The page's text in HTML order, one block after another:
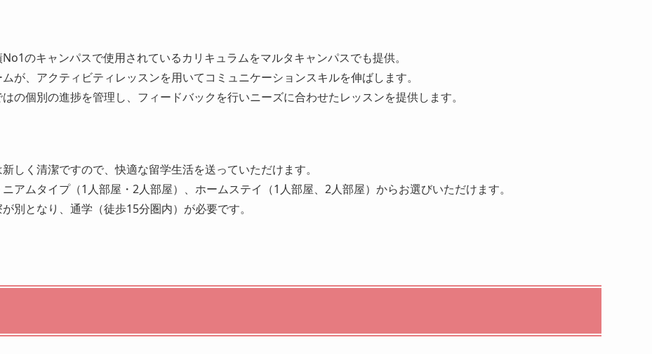
のキャンパスで使用されているカリキュラムをマルタキャンパスでも提供。
が、アクティビティレッスンを用いてコミュニケーションスキルを伸ばします。
の個別の進捗を管理し、フィードバックを行いニーズに合わせたレッスンを提供します。
しく清潔ですので、快適な留学生活を送っていただけます。
アムタイプ（1人部屋・2人部屋）、ホームステイ（1人部屋、2人部屋）からお選びいただけます。
別となり、通学（徒歩15分圏内）が必要です。